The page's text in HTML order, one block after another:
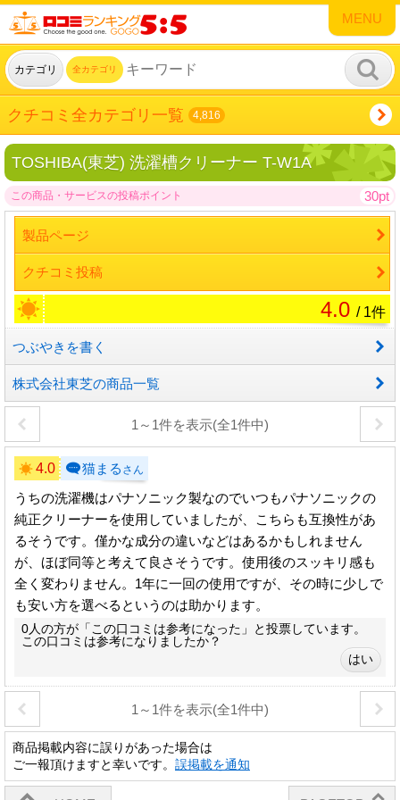
MENU
カテゴリ 全カテゴリ
クチコミ全カテゴリ一覧 4,816
TOSHIBA(東芝) 洗濯槽クリーナー T-W1A
この商品・サービスの投稿ポイント 30pt
製品ページ
クチコミ投稿
4.0 / 1件
つぶやきを書く
株式会社東芝の商品一覧
1～1件を表示(全1件中)
4.0 猫まる さん
うちの洗濯機はパナソニック製なのでいつもパナソニックの
純正クリーナーを使用していましたが、こちらも互換性があ
るそうです。僅かな成分の違いなどはあるかもしれません
が、ほぼ同等と考えて良さそうです。使用後のスッキリ感も
全く変わりません。1年に一回の使用ですが、その時に少しで
も安い方を選べるというのは助かります。
0人の方が「この口コミは参考になった」と投票しています。
この口コミは参考になりましたか？
1～1件を表示(全1件中)
商品掲載内容に誤りがあった場合は
ご一報頂けますと幸いです。 誤掲載を通知